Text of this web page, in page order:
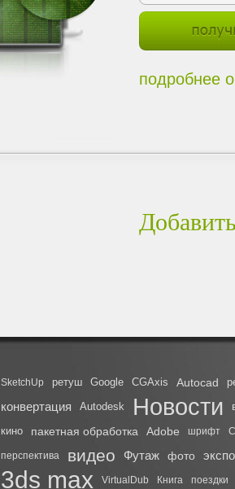
подробнее
SketchUp ретуш Google CGAxis Autocad
конвертация Autodesk Новости
кино
пакетная обработка Adobe шрифт
перспектива видео Футаж фото
3ds max VirtualDub Книга поездки